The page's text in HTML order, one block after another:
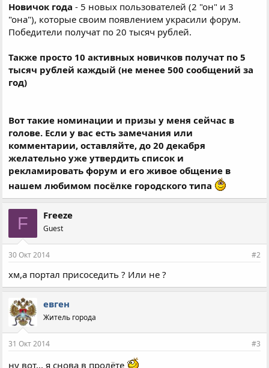
Новичок года - 5 новых пользователей (2 "он" и 3
"она"), которые своим появлением украсили форум.
Победители получат по 20 тысяч рублей.
Также просто 10 активных новичков получат по 5
тысяч рублей каждый (не менее 500 сообщений за
год)
Вот такие номинации и призы у меня сейчас в
голове. Если у вас есть замечания или
комментарии, оставляйте, до 20 декабря
желательно уже утвердить список и
рекламировать форум и его живое общение в
нашем любимом посёлке городского типа
F Freeze
Guest
30 Окт 2014 #2
хм,а портал присоседить ? Или не ?
евген
Житель города
31 Окт 2014 #3
ну вот... я снова в пролёте